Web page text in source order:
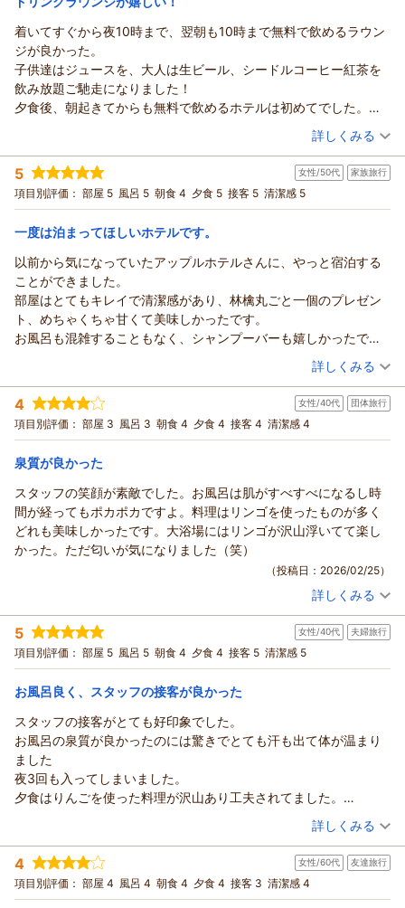
向上に努めてまいりたいと思いますのでぜひ皆様でまたお越し
いただきたいと思います。
この度は青森のお宿 ホテルアップルランドをご利用いただきま
して誠にありがとうございます。
アップルおもてなし向上委員会
（返信日：2026/03/08）
食事はバイキングでした。品数は少なめですが一品一品はとても
美味しかったです。色々なバイキングで浜焼きを食べて来ました
がここのホタテは大きくて美味しかったです。
蟹の食べ放題をやっていた影響か、お刺身がなかったのが衝撃で
した。青森の美味しいお魚をたべれると思っていたのでそこは残
念でした。
一つだけ、このご時世なので仕方ないと思いましたが、館内が寒
すぎました。各部屋は暖かいのですが移動のために館内を歩くと
どこも寒く少々切なかったです。
ルでした。
青森のお宿 ホテルアップルランドからの返信
すももん 様
この度は数あるお宿の中当館をご利用いただき誠にありがとう
ございます。
また初めての青森旅行に当館をお選びいただき重ねてお礼申し
当館の温泉はお肌に優しい泉質が特徴でございまして、そのよ
うなお言葉を頂戴し大変嬉しく拝読させていただきました。
一方で、お刺身をご提供できなかった点ではご期待に添えず申
し訳ございません。
いただいたお声は今後の参考にさせていただきます。
し上げます。
今後は快適にお過ごしいただけるよう、改善に努めてまいりま
す。
短いご滞在ではございましたが、「ゆっくり旅行している感じ
がした」とのお言葉をいただけたことは、私どもにとって何よ
ち寄りくださいませ。
SNSでも多くの情報を発信してまいりますので引き続き「いい
ね」のボタンよろしくお願いいたします。<(_ _)>
この度は貴重なご意見と温かいお言葉をありがとうございまし
た。
またお会いできる日を心より楽しみにしております。
アップルランドおもてなし向上委員会
（返信日：2026/03/07）
着いてすぐから夜10時まで、翌朝も10時まで無料で飲めるラウン
ジが良かった。
子供達はジュースを、大人は生ビール、シードルコーヒー紅茶を
飲み放題ご馳走になりました！
夕食後、朝起きてからも無料で飲めるホテルは初めてでした。
夕食のバイキングはカニや海鮮丼ローストビーフ等がズラリ。朝
りんごのお風呂は子供達がはしゃぎ、トロリとしたお湯がお肌に
優しかったです。
館内着は浴衣と作務衣が選べました。作務衣の合わせ上部にボタ
をとったりできたのも嬉しいところでした。
チェックインで子供用のアメニティと、スタッフさん10人とじゃ
んけんをして勝ったら(勝つまで何度もやってくれました笑)サイン
を貰うカードを貰い、夕食中にコンプリート！チェックアウトで
カードとプレゼントを交換してもらって子供達も大喜びでした。
4才～60才7名とも大満足のお泊まりでした。
（投稿日：2026/02/28）
宿泊時期： 2026年02月宿泊 (家族旅行)
投稿者： ナオミさん
宿泊プラン： 【青森県民限定】冬のあおたびキャンペーン特別宿泊プラン～
バイキング＜ダイニング星の金貨＞
和室 朝・夕
宿泊価格帯： 18,001～19,000円(大人一人あたり/税込)
青森のお宿 ホテルアップルランドからの返信
ナオミ様
この度は当館へお越しいただき、また、丁寧で温かいご感想を
たくさんお寄せいただき、誠にありがとうございます。
ご家族皆さまが当館でのひとときを存分にお楽しみくださった
ご様子が伝わり、スタッフ一同大変嬉しく存じます。
ラウンジでは、それぞれお好みのお飲み物をお選びいただき、
ゆったりとお過ごしいただけましたことを嬉しく思います。お
子様はジュースをお召し上がりとのことでございましたが、
100％無添加のりんごジュースはご賞味いただけましたでしょ
うか。
される方もいらっしゃいます。
売店にてご用意しておりますので、次回お越しの際にはぜひお
試しくださいませ。
ご夕食では、期間延長で開催しておりますズワイガニの食べ放
題や海鮮丼、ローストビーフなどにもご満足いただけたよう
気があり、当館の魅力の一つでございます。
また、当館自慢の泉質であるとろりとしたお湯は低刺激でお肌
にやさしく、その心地よさをご実感いただけましたことを嬉し
く思います。
過ごしいただき、ご家族の思い出の一つとなっておりましたら
幸いでございます。
ご家族皆さまの大切なご旅行に当館をお選びいただき、さらに
このような心温まるお声をお寄せくださいましたこと、心より
御礼申し上げます。
また皆さまでお越しいただける日を、スタッフ一同心よりお待
アップルおもてなし向上委員会
（返信日：2026/03/03）
詳しくみる
5 女性/50代 家族旅行
項目別評価： 部屋 5 風呂 5 朝食 4 夕食 5 接客 5 清潔感 5
一度は泊まってほしいホテルです。
以前から気になっていたアップルホテルさんに、やっと宿泊する
ことができました。
部屋はとてもキレイで清潔感があり、林檎丸ごと一個のプレゼン
ト、めちゃくちゃ甘くて美味しかったです。
お風呂も混雑することもなく、シャンプーバーも嬉しかったで
夕飯はどれも美味しく、林檎を使った料理も沢山あり目でも楽し
ませて頂きました。
駅からも歩いて行ける距離ですし、またぜひ宿泊させて頂きま
す。
（投稿日：2026/02/25）
宿泊時期： 2026年02月宿泊 (家族旅行)
投稿者： ☆yukiyuki☆さん
宿泊プラン： 【冬の超得キャンペーン】期間限定！「ズワイガニ食べ放題
付」～バイキング＜ダイニング星の金貨＞
和室 朝・夕
宿泊価格帯： 15,001～16,000円(大人一人あたり/税込)
青森のお宿 ホテルアップルランドからの返信
☆yukiyuki☆様
この度は、以前よりお気に留めてくださっていた当館へご宿泊
いただき、誠にありがとうございます。数ある宿の中から当館
をお選びいただきましたこと、心より嬉しく存じます。
お部屋につきまして「きれいで清潔」と感じていただけたこ
と、また、りんご丸ごと一個のプレゼントを「めちゃくちゃ甘
くておいしかった」とのお言葉まで頂戴し、大変光栄でござい
ます。青森のりんごの魅力を感じていただけたとのこと、嬉し
い限りでございます。季節ごとに品種が変わるのも楽しみの一
つでございます。
こと、安心いたしました。
シャンプーバイキングもお楽しみいただけたようで何よりでご
ざいます。種類豊富に取り揃えておりますので、お好みに合わ
せてお選びいただく楽しさを感じていただけましたら幸いで
す。
夕食につきましても、どのお料理も美味しかったとのお言葉、
とお褒めいただき、調理スタッフにとりまして何よりの励みと
なります。
季節に合わせた工夫や地元食材へのこだわりが伝わりましたこ
詳しくみる
4 女性/40代 団体旅行
項目別評価： 部屋 3 風呂 3 朝食 4 夕食 4 接客 4 清潔感 4
泉質が良かった
スタッフの笑顔が素敵でした。お風呂は肌がすべすべになるし時
間が経ってもポカポカですよ。料理はリンゴを使ったものが多く
どれも美味しかったです。大浴場にはリンゴが沢山浮いてて楽し
かった。ただ匂いが気になりました（笑）
（投稿日：2026/02/25）
投稿者： わんこさん(女性/40代)
宿泊プラン： 【冬の超得キャンペーン】期間限定！「ズワイガニ食べ放題
付」～バイキング＜ダイニング星の金貨＞
和室 朝・夕
宿泊価格帯： 15,001～16,000円(大人一人あたり/税込)
わんこ様
この度は当館へご宿泊いただき、また心温まるお言葉を数多く
お寄せいただき、心より感謝申し上げます。
スタッフの笑顔につきましてお褒めのお言葉を頂戴し、大変嬉
しく存じます。私どもは、お客様に安心してお過ごしいただけ
るよう「笑顔での接客」を大切にしておりますので、このよう
なお言葉はスタッフにとりまして何よりの励みでございます。
また、温泉につきましても、その泉質や湯上がり後のぽかぽか
とした温かさをご実感いただけたとのこと、大変嬉しく拝読い
たしました。当館自慢の泉質をお楽しみいただき、魅力を感じ
詳しくみる
5 女性/40代 夫婦旅行
項目別評価： 部屋 5 風呂 5 朝食 4 夕食 4 接客 5 清潔感 5
お風呂良く、スタッフの接客が良かった
スタッフの接客がとても好印象でした。
お風呂の泉質が良かったのには驚きでとても汗も出て体が温まり
ました
夜3回も入ってしまいました。
夕食はりんごを使った料理が沢山あり工夫されてました。
濃い煮干しラーメンが美味しくておかわりしました。
朝食もホタテフライなど県産にこだわった物が沢山ありました。
なかなか今はホタテが高いのに・・と思いながら食べました。
全体的に値段に合った内容かなぁ思い満足しました。
（投稿日：2026/02/24）
宿泊時期： 2026年02月宿泊 (夫婦旅行)
投稿者： あこちゃんさん
宿泊プラン： 【青森県民限定】冬のあおたびキャンペーン特別宿泊プラン～
バイキング＜ダイニング星の金貨＞
和室 朝・夕
詳しくみる
4 女性/60代 友達旅行
項目別評価： 部屋 4 風呂 4 朝食 4 夕食 4 接客 3 清潔感 4